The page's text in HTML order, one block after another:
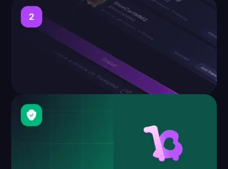
Acquista su BloxCart
Abbiamo completato centinaia di migliaia di ordini con
clienti soddisfatti da tutto il mondo.
Consegna immediata
dell'articolo
Il 96% degli ordini viene consegnato immediatamente,
consentendovi di tornare a giocare in pochi minuti.